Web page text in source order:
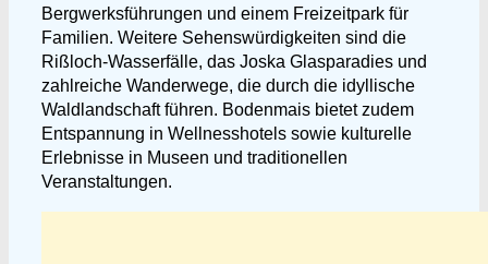
Bergwerksführungen und einem Freizeitpark für
Familien. Weitere Sehenswürdigkeiten sind die
Rißloch-Wasserfälle, das Joska Glasparadies und
zahlreiche Wanderwege, die durch die idyllische
Waldlandschaft führen. Bodenmais bietet zudem
Entspannung in Wellnesshotels sowie kulturelle
Erlebnisse in Museen und traditionellen
Veranstaltungen.